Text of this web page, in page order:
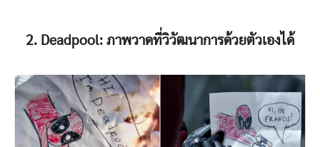
2. Deadpool: ภาพวาดที่วิวัฒนาการด้วยตัวเองได้